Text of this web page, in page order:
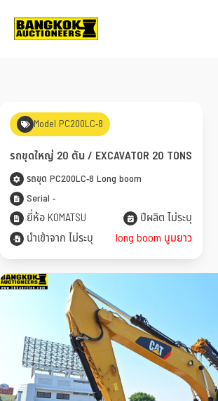
Model PC200LC-8
รถขุดใหญ่ 20 ตัน / EXCAVATOR 20 TONS
รถขุด PC200LC-8 Long boom
Serial -
ยี่ห้อ KOMATSU
ปีผลิต ไม่ระบุ
นำเข้าจาก ไม่ระบุ
long boom บูมยาว